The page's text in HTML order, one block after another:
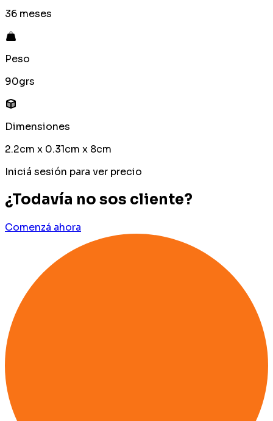
36 meses
Peso
90grs
Dimensiones
2.2cm x 0.31cm x 8cm
Iniciá sesión para ver precio
¿Todavía no sos cliente?
Comenzá ahora